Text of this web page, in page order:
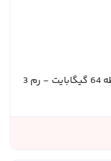
گوشی موبایل نوکیا مدل G21 حافظه 64 گیگابایت - رم 3